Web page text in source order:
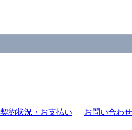
契約状況・お支払い お問い合わせ